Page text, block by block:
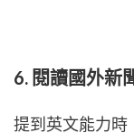
6. 閱讀國外新
提到英文能力時